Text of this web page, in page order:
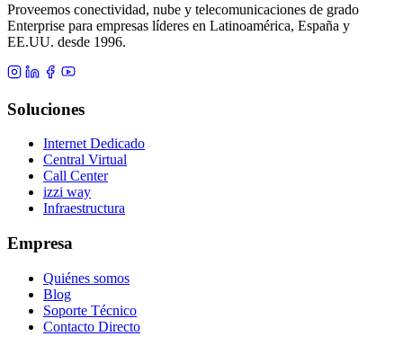
Proveemos conectividad, nube y telecomunicaciones de grado
Enterprise para empresas líderes en Latinoamérica, España y
EE.UU. desde 1996.
Soluciones
Internet Dedicado
Central Virtual
Call Center
izzi way
Infraestructura
Empresa
Quiénes somos
Blog
Soporte Técnico
Contacto Directo